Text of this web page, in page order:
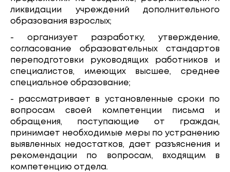
ликвидации учреждений дополнительного
образования взрослых;
- организует разработку, утверждение,
согласование образовательных стандартов
переподготовки руководящих работников и
специалистов, имеющих высшее, среднее
специальное образование;
- рассматривает в установленные сроки по
вопросам своей компетенции письма и
обращения, поступающие от граждан,
принимает необходимые меры по устранению
выявленных недостатков, дает разъяснения и
рекомендации по вопросам, входящим в
компетенцию отдела.